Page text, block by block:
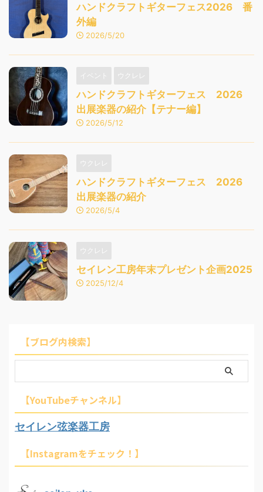
ハンドクラフトギターフェス2026 番
外編
2026/5/20
イベント ウクレレ
ハンドクラフトギターフェス 2026
出展楽器の紹介【テナー編】
2026/5/12
ウクレレ
ハンドクラフトギターフェス 2026
出展楽器の紹介
2026/5/4
ウクレレ
セイレン工房年末プレゼント企画2025
2025/12/4
【ブログ内検索】
【YouTubeチャンネル】
セイレン弦楽器工房
【Instagramをチェック！】